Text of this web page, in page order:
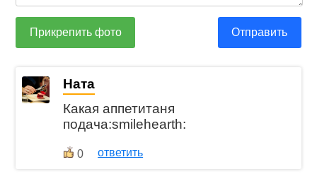
Прикрепить фото Отправить
Ната
Какая аппетитаня
подача:smilehearth:
0 ответить